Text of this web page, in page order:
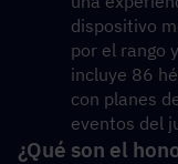
dispositivo
por el rango
incluye 86
con planes
eventos del
¿Qué son el